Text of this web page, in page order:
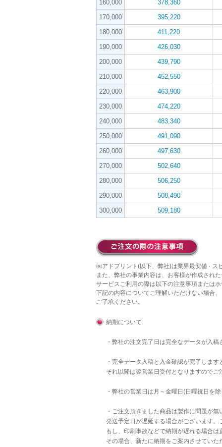
160,000
378,360
170,000
395,220
180,000
411,220
190,000
426,030
200,000
439,790
210,000
452,550
220,000
463,900
230,000
474,220
240,000
483,340
250,000
491,090
260,000
497,630
270,000
502,640
280,000
506,250
290,000
508,490
300,000
509,180
㈱アドプリント(以下、弊社)は業界最安値 ·
また、弊社の事業内容は、お客様が作成され
サービスご利用の際は以下の注意事項または
下記の内容についてご理解いただけない場合
ご了承ください。
納期について
・弊社の注文完了日は完全なデータが入
・完全データ入稿と入金確認が完了しま
それ以降は翌営業日受付となりますのでご
・弊社の営業日は月～金曜日(日曜祝日を
・ご注文頂きました商品は製作に問題が
発送予定日が遅延する場合がございます
もし、印刷事故などで納期が遅れる場合
その場合、新たに納期をご案内させてい